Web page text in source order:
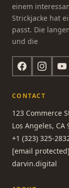
einem
Strickjacke hat
passt. Die
und die
CONTACT
123 Commerce
Los Angeles, CA
+1 (323) 325-
[email protected]
darvin.digital